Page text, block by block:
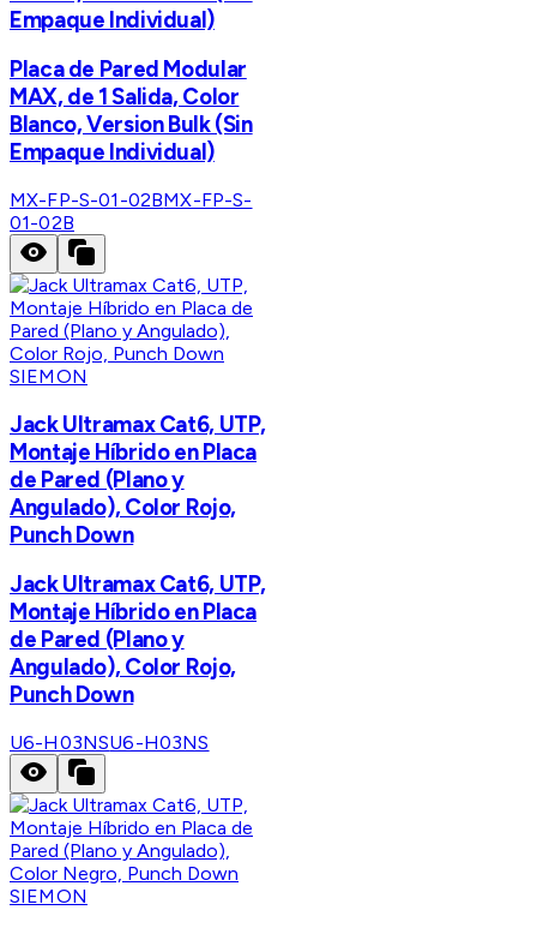
Empaque Individual)
Placa de Pared Modular
MAX, de 1 Salida, Color
Blanco, Version Bulk (Sin
Empaque Individual)
MX-FP-S-01-02BMX-FP-S-
01-02B
SIEMON
Jack Ultramax Cat6, UTP,
Montaje Híbrido en Placa
de Pared (Plano y
Angulado), Color Rojo,
Punch Down
Jack Ultramax Cat6, UTP,
Montaje Híbrido en Placa
de Pared (Plano y
Angulado), Color Rojo,
Punch Down
U6-H03NSU6-H03NS
SIEMON